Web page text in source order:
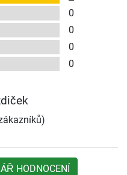
0
0
0
0
HODNOCENÍ